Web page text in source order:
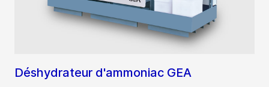
Déshydrateur d'ammoniac GEA